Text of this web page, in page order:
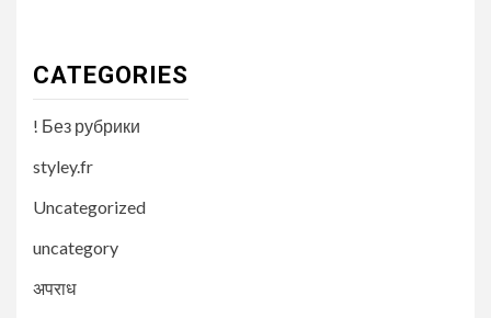
CATEGORIES
! Без рубрики
styley.fr
Uncategorized
uncategory
अपराध